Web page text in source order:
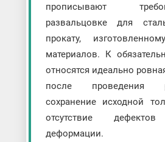
прописывают
развальцовке для
прокату,
материалов. К
относятся идеально
после проведения
сохранение исходной
отсутствие
деформации.